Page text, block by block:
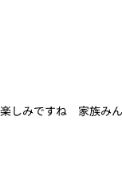
しみですね 家族み